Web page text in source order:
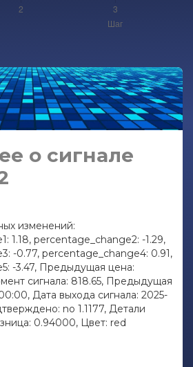
о сигнале
изменений:
1.18, percentage_change2: -1.29,
-0.77, percentage_change4: 0.91,
-3.47, Предыдущая цена:
сигнала: 818.65, Предыдущая
Дата выхода сигнала: 2025-
no 1.1177, Детали
0.94000, Цвет: red